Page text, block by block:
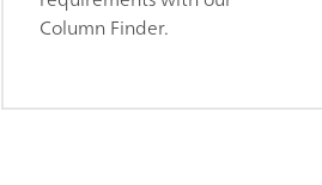
Column Finder.